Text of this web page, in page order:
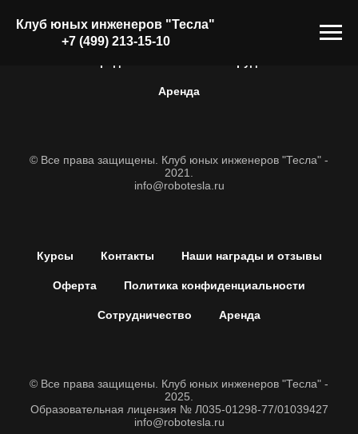
Клуб юных инженеров "Тесла"
+7 (499) 213-15-10
Курсы | ФРАНШИЗА |
Аренда
© Все права защищены. Клуб юных инженеров "Тесла" -
2021.
info@robotesla.ru
Курсы Контакты Наши награды и отзывы
Оферта Политика конфиденциальности
Сотрудничество Аренда
© Все права защищены. Клуб юных инженеров "Тесла" -
2025.
Образовательная лицензия № Л035-01298-77/01039427
info@robotesla.ru